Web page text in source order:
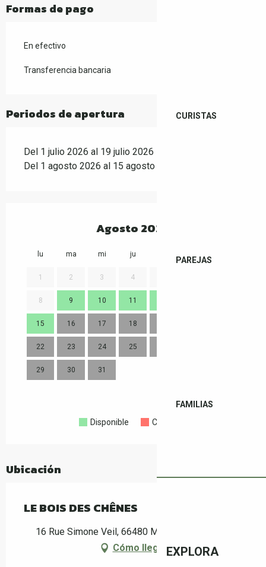
CURISTAS
PAREJAS
FAMILIAS
EXPLORA
Formas de pago
En efectivo
Transferencia bancaria
Periodos de apertura
Del 1 julio 2026 al 19 julio 2026
Del 1 agosto 2026 al 15 agosto 2026
Agosto 2026
lu ma mi ju
1 2 3 4
8 9 10 11
15 16 17 18
22 23 24 25
29 30 31
Disponible Completo
Ubicación
LE BOIS DES CHÊNES
16 Rue Simone Veil, 66480 Maureillas-las-Illas
Cómo llegar